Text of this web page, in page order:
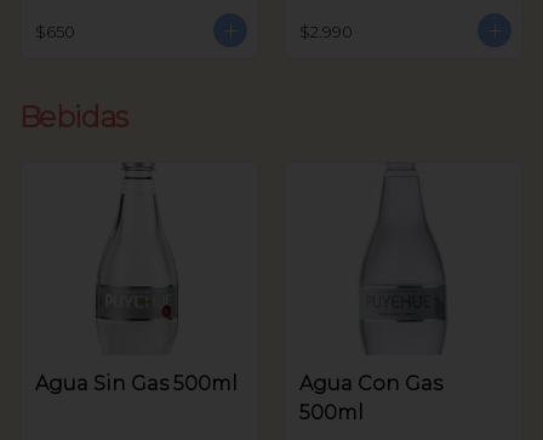
$650 $2.990
Bebidas
Agua Sin Gas 500ml
Agua Con Gas
500ml